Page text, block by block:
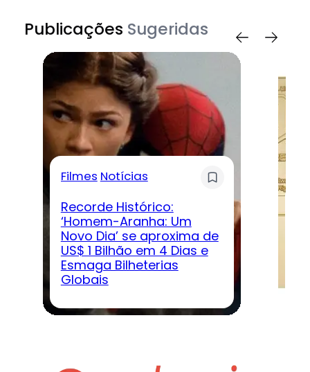
Publicações Sugeridas
Filmes Notícias
Recorde Histórico:
‘Homem-Aranha: Um
Novo Dia’ se aproxima de
US$ 1 Bilhão em 4 Dias e
Esmaga Bilheterias
Globais